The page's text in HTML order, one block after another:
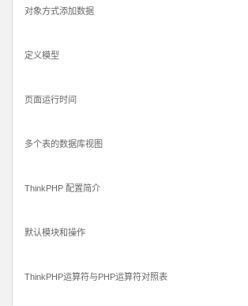
对象方式添加数据
定义模型
页面运行时间
多个表的数据库视图
ThinkPHP 配置简介
默认模块和操作
ThinkPHP运算符与PHP运算符对照表